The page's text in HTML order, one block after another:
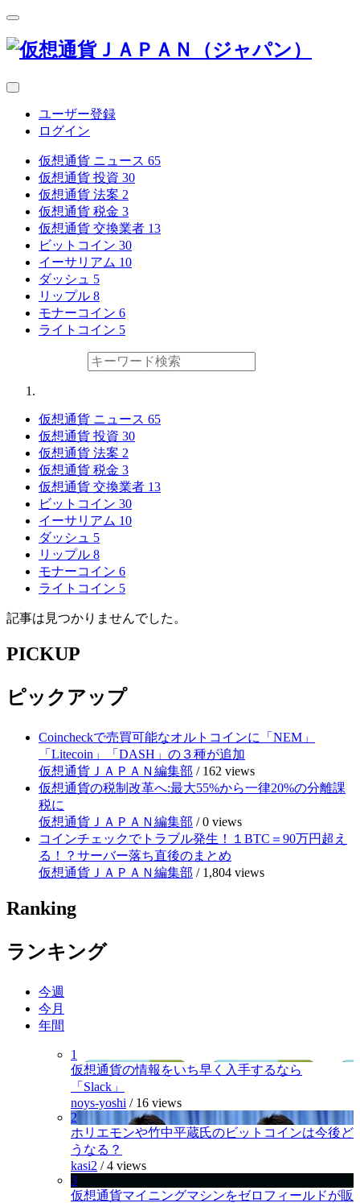
ユーザー登録
ログイン
仮想通貨 ニュース 65
仮想通貨 投資 30
仮想通貨 法案 2
仮想通貨 税金 3
仮想通貨 交換業者 13
ビットコイン 30
イーサリアム 10
ダッシュ 5
リップル 8
モナーコイン 6
ライトコイン 5
仮想通貨 ニュース 65
仮想通貨 投資 30
仮想通貨 法案 2
仮想通貨 税金 3
仮想通貨 交換業者 13
ビットコイン 30
イーサリアム 10
ダッシュ 5
リップル 8
モナーコイン 6
ライトコイン 5
記事は見つかりませんでした。
PICKUP
ピックアップ
Coincheckで売買可能なオルトコインに「NEM」
「Litecoin」「DASH」の３種が追加
仮想通貨ＪＡＰＡＮ編集部 / 162 views
仮想通貨の税制改革へ:最大55%から一律20%の分離課
税に
仮想通貨ＪＡＰＡＮ編集部 /0 views
コインチェックでトラブル発生！１BTC＝90万円超え
る！？サーバー落ち直後のまとめ
仮想通貨ＪＡＰＡＮ編集部 / 1,804 views
Ranking
ランキング
今週
今月
年間
1
仮想通貨の情報をいち早く入手するなら
「Slack」
noys-yoshi / 16 views
2
ホリエモンや竹中平蔵氏のビットコインは今後ど
うなる？
kasi2 /4 views
3
仮想通貨マイニングマシンをゼロフィールドが販